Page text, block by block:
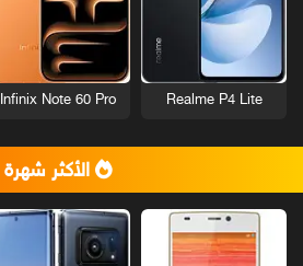
Realme P4 Lite
Infinix Note 60 Pro
الأكثر شهرة